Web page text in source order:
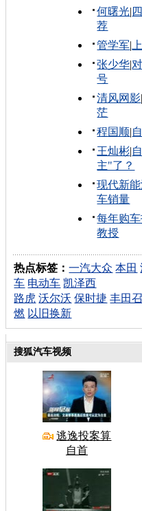
何曙光|
荐
管学军|
张少华|
号
清风网影
茫
程国顺|
王灿彬|
主"了？
现代新
车销量
每年购
教授
热点标签：一汽大众 本田
车 电动车 凯泽西
路虎 沃尔沃 保时捷 丰田
燃 以旧换新
搜狐汽车视频
逃逸投案算
自首